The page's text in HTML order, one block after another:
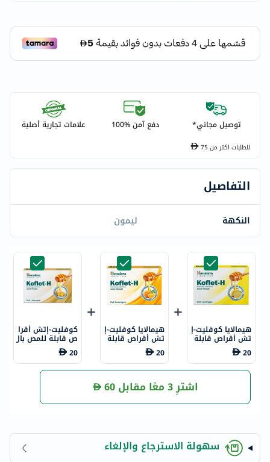
توصيل مجاني* دفع آمن %100 علامات تجارية أصلية
للطلبات اكتر من75
التفاصيل
النكهة ليمون
هيمالايا كوفليت-إ
تش أقراص قابلة
للمص بنكهة الليم
ون، 12 قرص
20
هيمالايا كوفليت-إ
تش أقراص قابلة
للمص بنكهة البرت
قال، 12 قرص
20
كوفليت-إتش أقرا
ص قابلة للمص بال
زنجبيل، 12 قرص
20
اشترِ 3 معًا مقابل 60
سهولة الاسترجاع والإلغاء